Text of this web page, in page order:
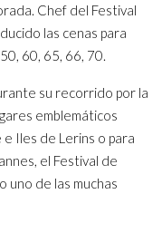
Chef del Festival
las cenas para
60, 65, 66, 70.
su recorrido por la
emblemáticos
Iles de Lerins o para
el Festival de
uno de las muchas